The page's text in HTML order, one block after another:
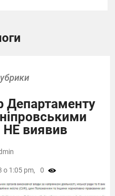
Департаменту
виявив
1:05 pm, 0